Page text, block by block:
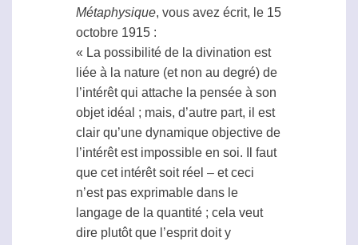
Métaphysique, vous avez écrit, le 15
octobre 1915 :
« La possibilité de la divination est
liée à la nature (et non au degré) de
l’intérêt qui attache la pensée à son
objet idéal ; mais, d’autre part, il est
clair qu’une dynamique objective de
l’intérêt est impossible en soi. Il faut
que cet intérêt soit réel – et ceci
n’est pas exprimable dans le
langage de la quantité ; cela veut
dire plutôt que l’esprit doit y